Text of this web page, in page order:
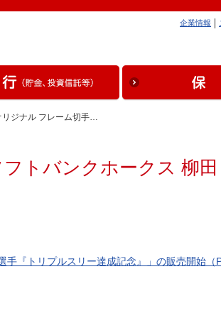
企業情報
リジナル フレーム切手…
トバンクホークス 柳田
『トリプルスリー達成記念』」の販売開始（